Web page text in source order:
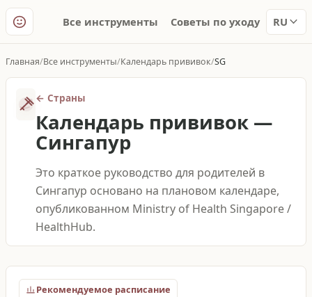
Все инструменты Советы по уходу RU
Главная Все инструменты Календарь прививок SG
←Страны
Календарь прививок —
Сингапур
Это краткое руководство для родителей в
Сингапур основано на плановом календаре,
опубликованном Ministry of Health Singapore /
HealthHub.
Рекомендуемое расписание